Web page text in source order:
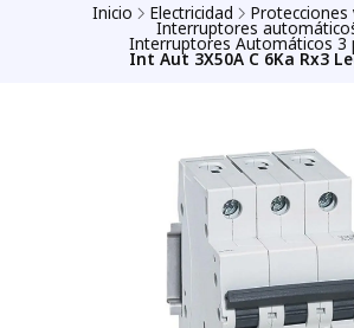
Inicio Electricidad
Interruptores
Interruptores Automáticos 3
Int Aut 3X50A C 6Ka Rx3